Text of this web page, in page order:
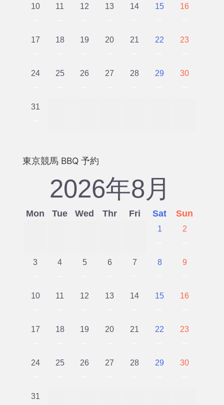
10 11 12 13 14 15 16
17 18 19 20 21 22 23
24 25 26 27 28 29 30
31
東京競馬 BBQ 予約
2026年8月
Mon Tue Wed Thr Fri Sat Sun
1 2
3 4 5 6 7 8 9
10 11 12 13 14 15 16
17 18 19 20 21 22 23
24 25 26 27 28 29 30
31